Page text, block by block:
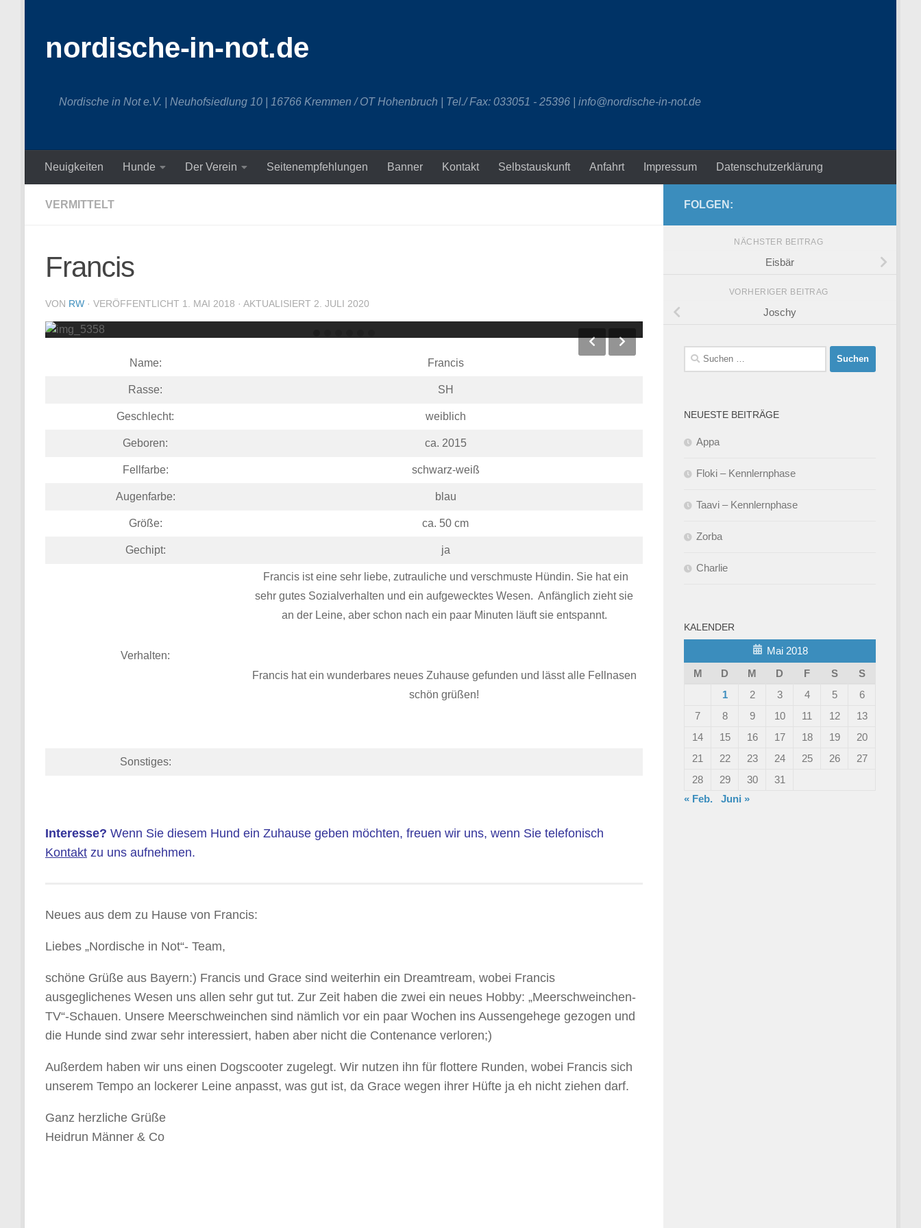
nordische-in-not.de
Nordische in Not e.V. | Neuhofsiedlung 10 | 16766 Kremmen / OT Hohenbruch | Tel./ Fax: 033051 - 25396 | info@nordische-in-not.de
Neuigkeiten Hunde Der Verein Seitenempfehlungen Banner Kontakt Selbstauskunft Anfahrt Impressum Datenschutzerklärung
VERMITTELT
Francis
VON RW · VERÖFFENTLICHT 1. MAI 2018 · AKTUALISIERT 2. JULI 2020
Name: Francis
Rasse: SH
Geschlecht: weiblich
Geboren: ca. 2015
Fellfarbe: schwarz-weiß
Augenfarbe: blau
Größe: ca. 50 cm
Gechipt: ja
Verhalten:
Francis ist eine sehr liebe, zutrauliche und verschmuste Hündin. Sie hat ein
sehr gutes Sozialverhalten und ein aufgewecktes Wesen. Anfänglich zieht sie
an der Leine, aber schon nach ein paar Minuten läuft sie entspannt.
Francis hat ein wunderbares neues Zuhause gefunden und lässt alle Fellnasen
schön grüßen!
Sonstiges:
Interesse? Wenn Sie diesem Hund ein Zuhause geben möchten, freuen wir uns, wenn Sie telefonisch
Kontakt zu uns aufnehmen.
Neues aus dem zu Hause von Francis:
Liebes „Nordische in Not“- Team,
schöne Grüße aus Bayern:) Francis und Grace sind weiterhin ein Dreamtream, wobei Francis
ausgeglichenes Wesen uns allen sehr gut tut. Zur Zeit haben die zwei ein neues Hobby: „Meerschweinchen-
TV“-Schauen. Unsere Meerschweinchen sind nämlich vor ein paar Wochen ins Aussengehege gezogen und
die Hunde sind zwar sehr interessiert, haben aber nicht die Contenance verloren;)
Außerdem haben wir uns einen Dogscooter zugelegt. Wir nutzen ihn für flottere Runden, wobei Francis sich
unserem Tempo an lockerer Leine anpasst, was gut ist, da Grace wegen ihrer Hüfte ja eh nicht ziehen darf.
Ganz herzliche Grüße
Heidrun Männer & Co
FOLGEN:
NÄCHSTER BEITRAG
Eisbär
VORHERIGER BEITRAG
Joschy
Suchen
nach:
NEUESTE BEITRÄGE
Appa
Floki – Kennlernphase
Taavi – Kennlernphase
Zorba
Charlie
KALENDER
Mai 2018
M
D M D F S
S
1
2 3 4 5
6
7
8 9 10 11 12
13
14
15 16 17 18 19
20
21
22 23 24 25 26
27
28
29 30
31
« Feb.
Juni »